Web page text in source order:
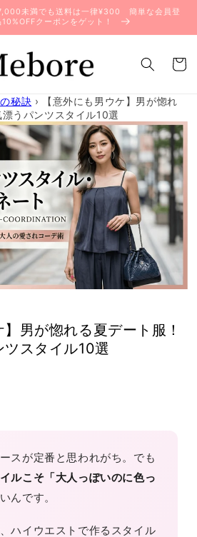
未満でも送料は一律¥300 簡単な会員登
クーポンをゲット！
ー
秘訣 ›
【意外にも男ウケ】男が惚れ
うパンツスタイル10選
】男が惚れる夏デート服！
スタイル10選
スが定番と思われがち。でも
ルこそ「大人っぽいのに色っ
んです。
ハイウエストで作るスタイル